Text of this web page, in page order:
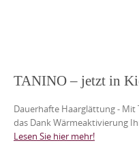
TANINO – jetzt in
Dauerhafte Haarglättung -
das Dank Wärmeaktivierung
Lesen Sie hier mehr!